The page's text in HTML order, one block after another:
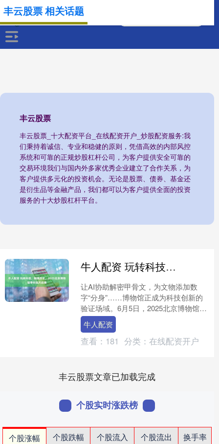
丰云股票
丰云股票_十大配资平台_在线配资开户_炒股配资服务:我
们秉持着诚信、专业和稳健的原则，凭借高效的内部风控
系统和可靠的正规炒股杠杆公司，为客户提供安全可靠的
交易环境我们与国内外多家优秀企业建立了合作关系，为
客户提供多元化的投资机会。无论是股票、债券、基金还
是衍生品等金融产品，我们都可以为客户提供全面的投资
服务的十大炒股杠杆平台。
丰云股票 相关话题
牛人配资 玩转科技，触摸历史，2025北京博物馆季科技月启幕
让AI协助解密甲骨文，为文物添加数
字“分身”……博物馆正成为科技创新的
验证场域。6月5日，2025北京博物馆季
科技月在国家自然博物馆举行启动仪
式，拉开科技月大幕....
牛人配资
查看： 181 分类： 在线配资开户
丰云股票文章已加载完成
个股实时涨跌榜
个股涨幅 个股跌幅 个股流入 个股流出
换手率